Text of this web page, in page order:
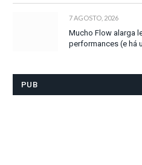
7 AGOSTO, 2026
Mucho Flow alarga
performances (e há
PUB